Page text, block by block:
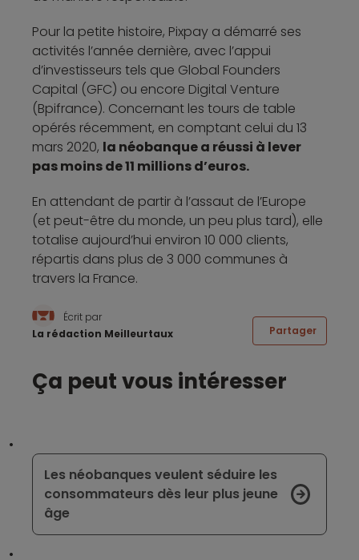
Pour la petite histoire, Pixpay a démarré ses
activités l’année dernière, avec l’appui
d’investisseurs tels que Global Founders
Capital (GFC) ou encore Digital Venture
(Bpifrance). Concernant les tours de table
opérés récemment, en comptant celui du 13
mars 2020, la néobanque a réussi à lever
pas moins de 11 millions d’euros.
En attendant de partir à l’assaut de l’Europe
(et peut-être du monde, un peu plus tard), elle
totalise aujourd’hui environ 10 000 clients,
répartis dans plus de 3 000 communes à
travers la France.
Écrit par
La rédaction Meilleurtaux
Partager
Ça peut vous intéresser
Les néobanques veulent séduire les
consommateurs dès leur plus jeune
âge